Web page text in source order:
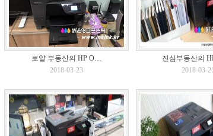
로얄 부동산의 HP O…
2018-03-23
진심부동산의
2018-03-